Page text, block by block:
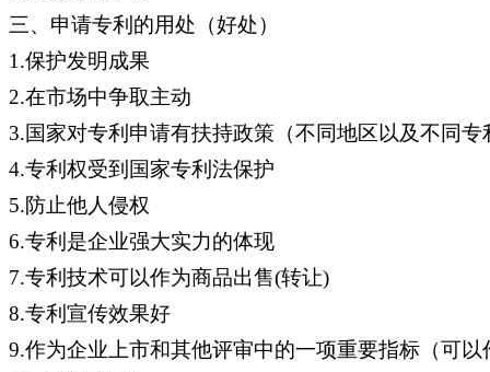
三、申请专利的用处（好处）
1.保护发明成果
2.在市场中争取主动
3.国家对专利申请有扶持政策（不同地区以及不同
4.专利权受到国家专利法保护
5.防止他人侵权
6.专利是企业强大实力的体现
7.专利技术可以作为商品出售(转让)
8.专利宣传效果好
9.作为企业上市和其他评审中的一项重要指标（可